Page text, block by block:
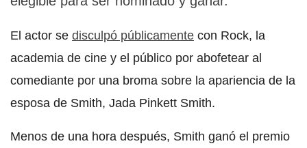
El actor se disculpó públicamente con Rock, la
academia de cine y el público por abofetear al
comediante por una broma sobre la apariencia de la
esposa de Smith, Jada Pinkett Smith.
Menos de una hora después, Smith ganó el premio